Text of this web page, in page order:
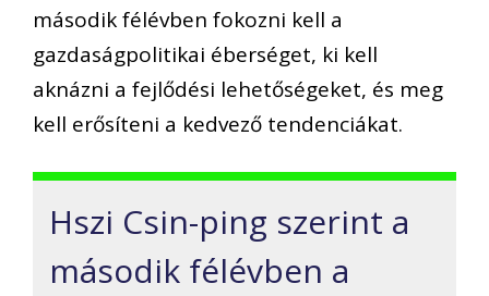
második félévben fokozni kell a
gazdaságpolitikai éberséget, ki kell
aknázni a fejlődési lehetőségeket, és meg
kell erősíteni a kedvező tendenciákat.
Hszi Csin-ping szerint a
második félévben a